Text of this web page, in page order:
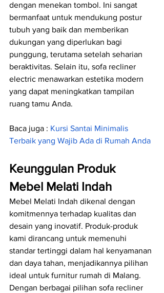
dengan menekan tombol. Ini sangat
bermanfaat untuk mendukung postur
tubuh yang baik dan memberikan
dukungan yang diperlukan bagi
punggung, terutama setelah seharian
beraktivitas. Selain itu, sofa recliner
electric menawarkan estetika modern
yang dapat meningkatkan tampilan
ruang tamu Anda.
Baca juga : Kursi Santai Minimalis
Terbaik yang Wajib Ada di Rumah Anda
Keunggulan Produk
Mebel Melati Indah
Mebel Melati Indah dikenal dengan
komitmennya terhadap kualitas dan
desain yang inovatif. Produk-produk
kami dirancang untuk memenuhi
standar tertinggi dalam hal kenyamanan
dan daya tahan, menjadikannya pilihan
ideal untuk furnitur rumah di Malang.
Dengan berbagai pilihan sofa recliner